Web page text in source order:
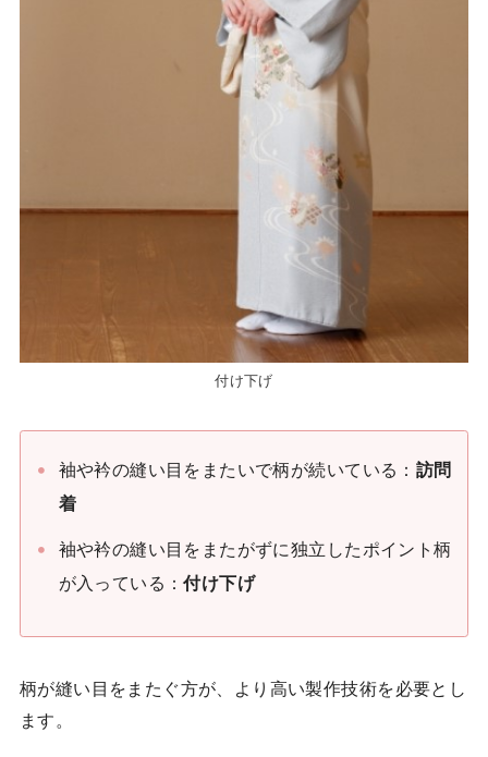
付け下げ
袖や衿の縫い目をまたいで柄が続いている： 訪問
着
袖や衿の縫い目をまたがずに独立したポイント柄
が入っている：付け下げ
柄が縫い目をまたぐ方が、より高い製作技術を必要とし
ます。